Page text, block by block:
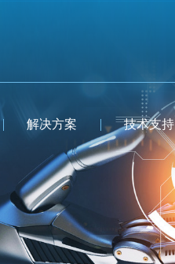
解决方案 技术支持